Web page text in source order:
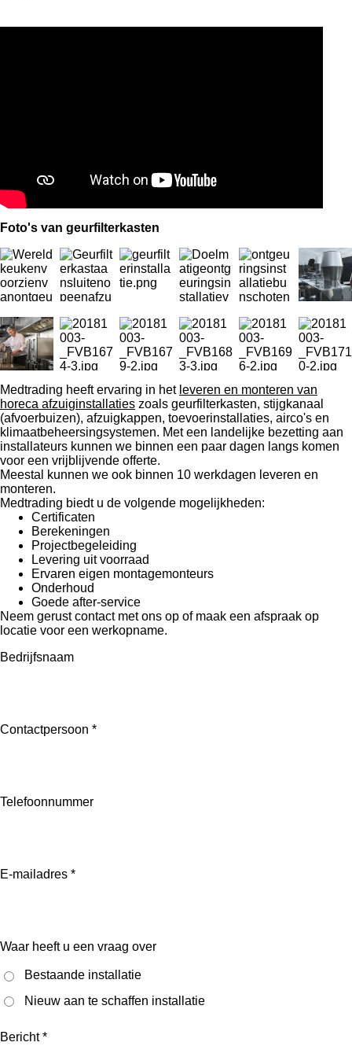
Foto's van geurfilterkasten
Medtrading heeft ervaring in het leveren en monteren van
horeca afzuiginstallaties zoals geurfilterkasten, stijgkanaal
(afvoerbuizen), afzuigkappen, toevoerinstallaties, airco's en
klimaatbeheersingsystemen. Met een landelijke bezetting aan
installateurs kunnen we binnen een paar dagen langs komen
voor een vrijblijvende offerte.
Meestal kunnen we ook binnen 10 werkdagen leveren en
monteren.
Medtrading biedt u de volgende mogelijkheden:
Certificaten
Berekeningen
Projectbegeleiding
Levering uit voorraad
Ervaren eigen montagemonteurs
Onderhoud
Goede after-service
Neem gerust contact met ons op of maak een afspraak op
locatie voor een werkopname.
Bedrijfsnaam
Contactpersoon *
Telefoonnummer
E-mailadres *
Waar heeft u een vraag over
Bestaande installatie
Nieuw aan te schaffen installatie
Bericht *